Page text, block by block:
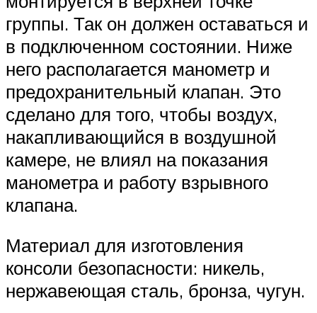
группы. Так он должен оставаться и
в подключенном состоянии. Ниже
него располагается манометр и
предохранительный клапан. Это
сделано для того, чтобы воздух,
накапливающийся в воздушной
камере, не влиял на показания
манометра и работу взрывного
клапана.
Материал для изготовления
консоли безопасности: никель,
нержавеющая сталь, бронза, чугун.